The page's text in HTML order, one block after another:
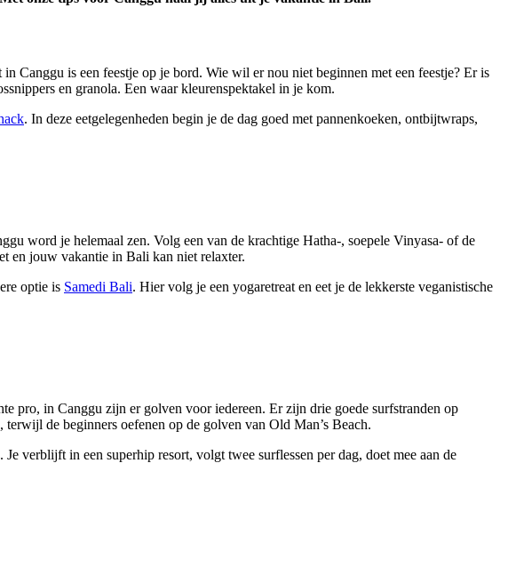
Canggu is een feestje op je bord. Wie wil er nou niet beginnen met een feestje? Er is
en granola. Een waar kleurenspektakel in je kom.
. In deze eetgelegenheden begin je de dag goed met pannenkoeken, ontbijtwraps,
word je helemaal zen. Volg een van de krachtige Hatha-, soepele Vinyasa- of de
en jouw vakantie in Bali kan niet relaxter.
optie is Samedi Bali. Hier volg je een yogaretreat en eet je de lekkerste veganistische
pro, in Canggu zijn er golven voor iedereen. Er zijn drie goede surfstranden op
de beginners oefenen op de golven van Old Man’s Beach.
verblijft in een superhip resort, volgt twee surflessen per dag, doet mee aan de